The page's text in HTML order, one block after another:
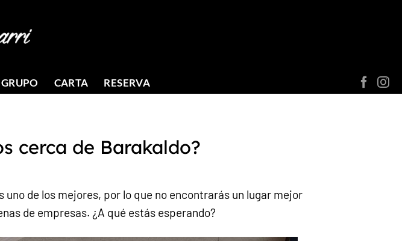
CARTA RESERVA
cerca de Barakaldo?
de los mejores, por lo que no encontrarás un lugar mejor
de empresas. ¿A qué estás esperando?